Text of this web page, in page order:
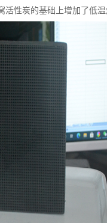
性炭的基础上增加了低